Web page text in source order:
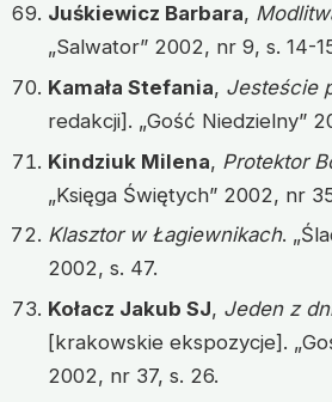
Juśkiewicz Barbara,
„Salwator” 2002, nr 9, s. 14-
Kamała Stefania, Jesteście
redakcji]. „Gość Niedzielny”
Kindziuk Milena, Protektor
„Księga Świętych” 2002, nr
Klasztor w Łagiewnikach.
2002, s. 47.
Kołacz Jakub SJ, Jeden z
[krakowskie ekspozycje].
2002, nr 37, s. 26.